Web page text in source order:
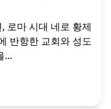
로마 시대 네로 황제
반항한 교회와 성도
...